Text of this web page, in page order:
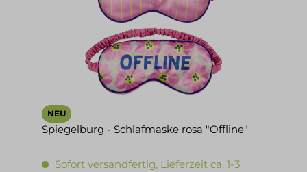
NEU
Spiegelburg - Schlafmaske rosa "Offline"
Sofort versandfertig, Lieferzeit ca. 1-3